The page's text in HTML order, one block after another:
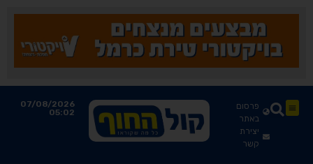
פרסום
באתר
יצירת
קשר
07/08/2026
05:02